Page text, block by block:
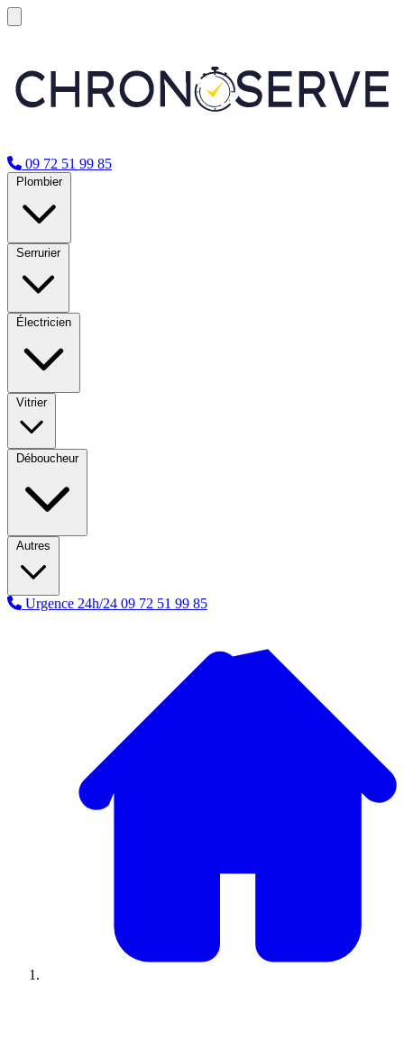
09 72 51 99 85
Plombier
Serrurier
Électricien
Vitrier
Déboucheur
Autres
Urgence 24h/24 09 72 51 99 85